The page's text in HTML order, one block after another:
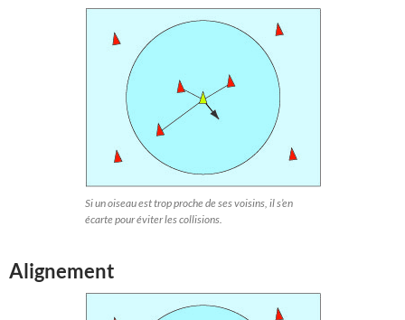
Si un oiseau est trop proche de ses voisins, il s’en
écarte pour éviter les collisions.
Alignement